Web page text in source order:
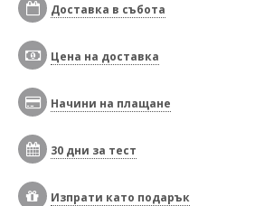
Доставка в събота
Цена на доставка
Начини на плащане
30 дни за тест
Изпрати като подарък